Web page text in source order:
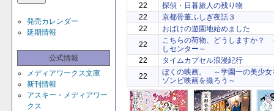
発売カレンダー
延期情報
公式情報
メディアワークス文庫
新刊情報
アスキー・メディアワー
クス
22
探偵・日暮旅人の残り物
22
京都骨董ふしぎ夜話３
22
おばけの遊園地始めました
22
こちらの荷物、どうしますか？
しセンター～
22
タイムカプセル浪漫紀行
22
ぼくの映画。 ～学園一の美少女
ゾンビ映画を撮ろう～